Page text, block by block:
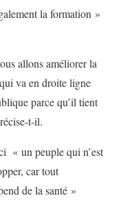
la formation »
allons améliorer la
va en droite ligne
parce qu’il tient
t-il.
« un peuple qui n’est
car tout
de la santé »